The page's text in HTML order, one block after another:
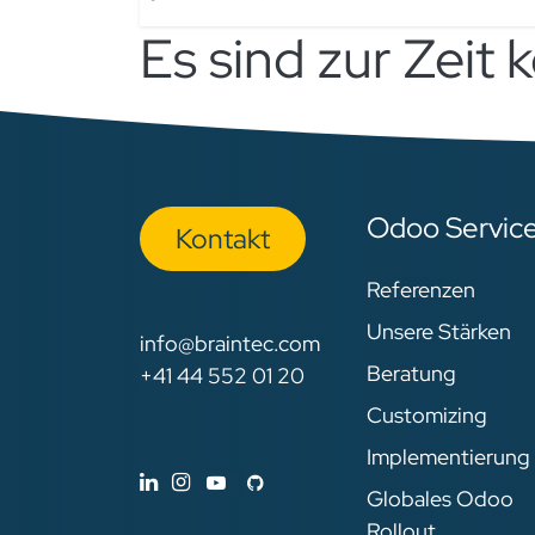
Es sind zur Zeit
Kon​​​​​​ta​​kt
info@braintec.com
+41 44 552 01 20
Odoo
Referenzen
Unsere Stärken
Beratung
Customizing
Implementierung
Globales Odoo